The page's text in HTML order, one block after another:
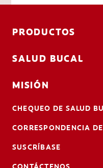
PRODUCTOS
SALUD BUCAL
MISIÓN
CHEQUEO DE SALUD
CORRESPONDENCIA
SUSCRÍBASE